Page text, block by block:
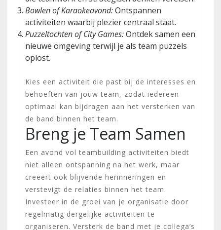
Bowlen of Karaokeavond:Ontspannen
activiteiten waarbij plezier centraal staat.
Puzzeltochten of City Games:Ontdek samen een
nieuwe omgeving terwijl je als team puzzels
oplost.
Kies een activiteit die past bij de interesses en
behoeften van jouw team, zodat iedereen
optimaal kan bijdragen aan het versterken van
de band binnen het team.
Breng je Team Samen
Een avond vol teambuilding activiteiten biedt
niet alleen ontspanning na het werk, maar
creëert ook blijvende herinneringen en
verstevigt de relaties binnen het team.
Investeer in de groei van je organisatie door
regelmatig dergelijke activiteiten te
organiseren. Versterk de band met je collega’s